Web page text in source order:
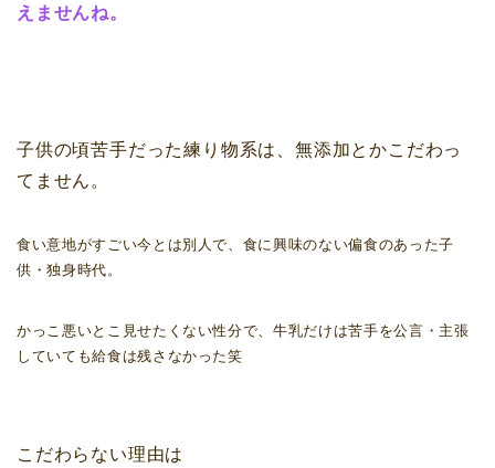
えませんね。
子供の頃苦手だった練り物系は、無添加とかこだわっ
てません。
食い意地がすごい今とは別人で、食に興味のない偏食のあった子
供・独身時代。
かっこ悪いとこ見せたくない性分で、牛乳だけは苦手を公言・主張
していても給食は残さなかった笑
こだわらない理由は